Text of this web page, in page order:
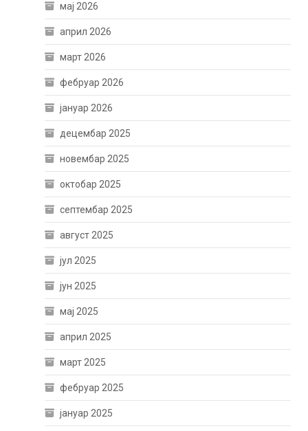
мај 2026
април 2026
март 2026
фебруар 2026
јануар 2026
децембар 2025
новембар 2025
октобар 2025
септембар 2025
август 2025
јул 2025
јун 2025
мај 2025
април 2025
март 2025
фебруар 2025
јануар 2025